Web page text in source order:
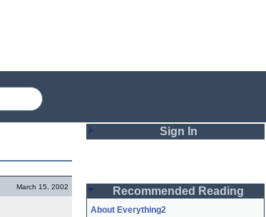
March 15, 2002
Sign In
Password
Recommended Reading
About Everything2